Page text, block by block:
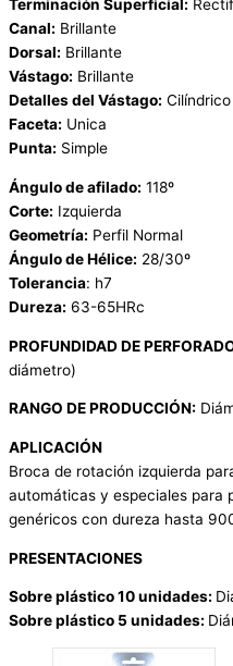
Terminación Superficial:
Canal: Brillante
Dorsal: Brillante
Vástago: Brillante
Detalles del Vástago: Cilíndrico
Faceta: Unica
Punta: Simple
Ángulo de afilado: 118º
Corte: Izquierda
Geometría: Perfil Normal
Ángulo de Hélice: 28/30º
Tolerancia: h7
Dureza: 63-65HRc
PROFUNDIDAD DE
diámetro)
RANGO DE PRODUCCIÓN:
APLICACIÓN
Broca de rotación izquierda
automáticas y especiales para
genéricos con dureza hasta
PRESENTACIONES
Sobre plástico 10 unidades:
Sobre plástico 5 unidades: